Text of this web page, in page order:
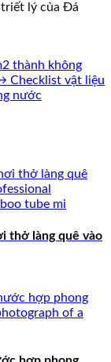
lý của Đá
thành không
Checklist vật liệu
nước
thở làng quê vào